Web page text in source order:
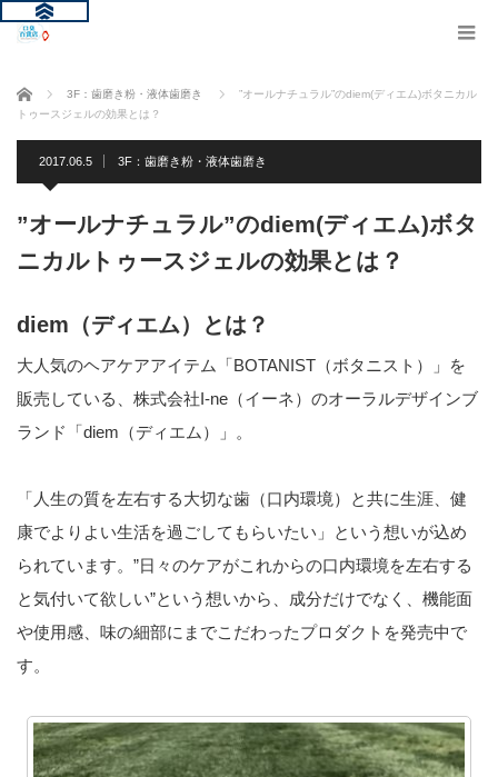
ホーム 3F：歯磨き粉・液体歯磨き
”オールナチュラル”のdiem(ディエム)ボタニカル
トゥースジェルの効果とは？
2017.06.5 3F：歯磨き粉・液体歯磨き
”オールナチュラル”のdiem(ディエム)ボタ
ニカルトゥースジェルの効果とは？
diem（ディエム）とは？
大人気のヘアケアアイテム「BOTANIST（ボタニスト）」を
販売している、株式会社I-ne（イーネ）のオーラルデザインブ
ランド「diem（ディエム）」。
「人生の質を左右する大切な歯（口内環境）と共に生涯、健
康でよりよい生活を過ごしてもらいたい」という想いが込め
られています。”日々のケアがこれからの口内環境を左右する
と気付いて欲しい”という想いから、成分だけでなく、機能面
や使用感、味の細部にまでこだわったプロダクトを発売中で
す。